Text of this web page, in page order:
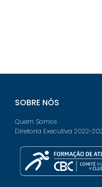
SOBRE NÓS
Quem Somos
Diretoria Executiva 2022-